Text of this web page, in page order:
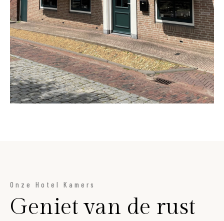
Onze Hotel Kamers
Geniet van de rust